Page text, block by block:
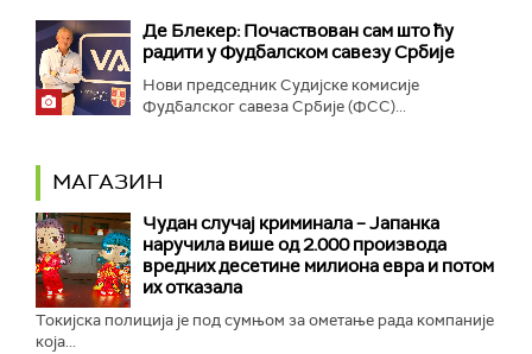
Де Блекер: Почаствован сам што ћу
радити у Фудбалском савезу Србије
Нови председник Судијске комисије
Фудбалског савеза Србије (ФСС)...
МАГАЗИН
Чудан случај криминала – Јапанка
наручила више од 2.000 производа
вредних десетине милиона евра и потом
их отказала
Токијска полиција је под сумњом за ометање рада компаније
која...